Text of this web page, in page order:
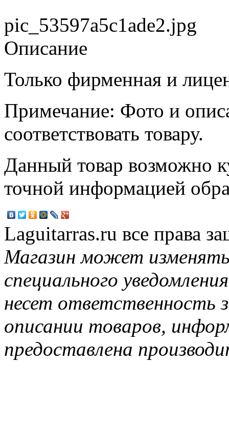
pic_53597a5c1ade2.jpg
Описание
Только фирменная и
Примечание: Фото и
соответствовать товару.
Данный товар возможно
точной информацией
Laguitarras.ru все права
Магазин может
специального
несет ответственность
описании товаров,
предоставлена